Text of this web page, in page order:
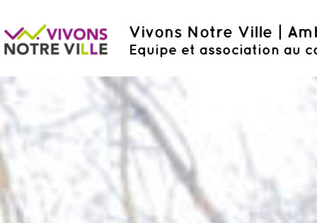
Vivons Notre Ville |
Equipe et association au